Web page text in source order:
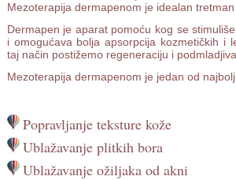
Mezoterapija dermapenom je idealan tretman
Dermapen je aparat pomoću kog se
i omogućava bolja apsorpcija kozmetičkih i
taj način postižemo regeneraciju i
Mezoterapija dermapenom je jedan od
Popravljanje teksture kože
Ublažavanje plitkih bora
Ublažavanje ožiljaka od akni